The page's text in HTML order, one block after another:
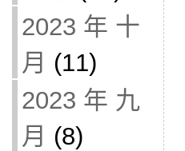
2023 年 十
月 (11)
2023 年 九
月 (8)